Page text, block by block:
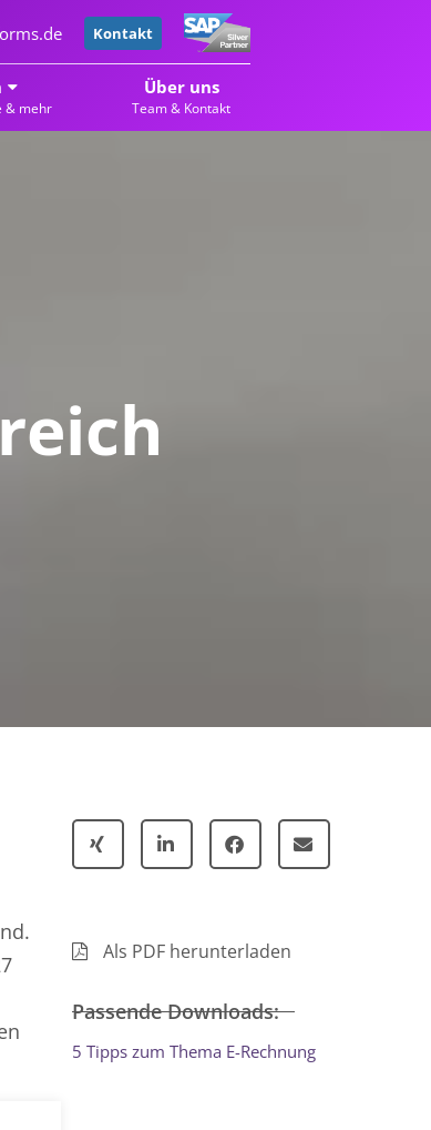
Kontakt
& mehr
Über uns
Team & Kontakt
Als PDF herunterladen
Passende Downloads:
5 Tipps zum Thema E-Rechnung